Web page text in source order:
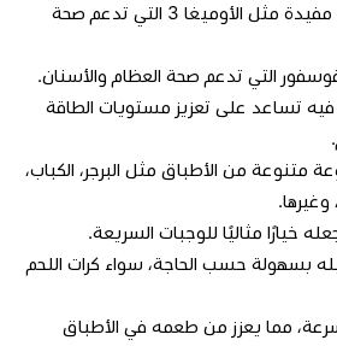
يحتوي على أحماض دهنية مفيدة مثل الأوميغا 3 التي تدعم صحة
التي تدعم صحة العظام والأسنان.
فيه تساعد على تعزيز مستويات الطاقة
من الأطباق مثل البرجر، الكباب،
وغيرها.
خيارًا مثاليًا للوجبات السريعة.
بسهولة حسب الحاجة، سواء كرات اللحم
مما يعزز من طعمه في الأطباق